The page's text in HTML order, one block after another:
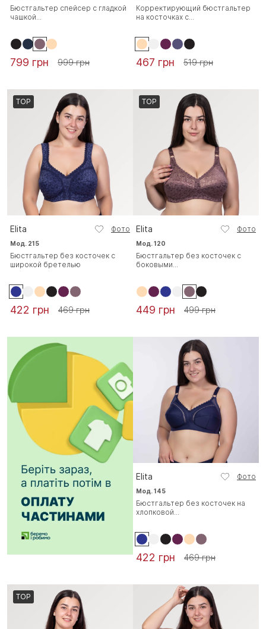
Бюстгальтер спейсер с гладкой
чашкой...
799 грн 999 грн
Корректирующий бюстгальтер
на косточках с...
467 грн 519 грн
TOP
Elita Фото
Мод. 215
Бюстгальтер без косточек с
широкой бретелью
422 грн 469 грн
TOP
Elita Фото
Мод. 120
Бюстгальтер без косточек с
боковыми...
449 грн 499 грн
Elita Фото
Мод. 145
Бюстгальтер без косточек на
хлопковой...
422 грн 469 грн
TOP